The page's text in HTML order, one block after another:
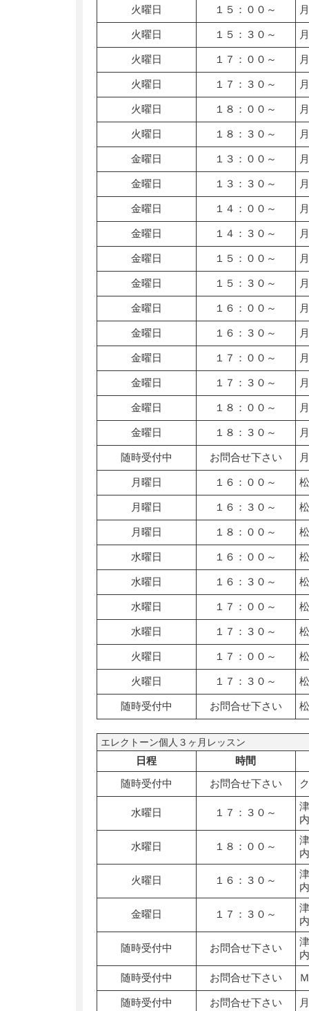
火曜日 １５：００～
火曜日 １５：３０～
火曜日 １７：００～
火曜日 １７：３０～
火曜日 １８：００～
火曜日 １８：３０～
金曜日 １３：００～
金曜日 １３：３０～
金曜日 １４：００～
金曜日 １４：３０～
金曜日 １５：００～
金曜日 １５：３０～
金曜日 １６：００～
金曜日 １６：３０～
金曜日 １７：００～
金曜日 １７：３０～
金曜日 １８：００～
金曜日 １８：３０～
随時受付中 お問合せ下さい
月曜日 １６：００～
月曜日 １６：３０～
月曜日 １８：００～
水曜日 １６：００～
水曜日 １６：３０～
水曜日 １７：００～
水曜日 １７：３０～
火曜日 １７：００～
火曜日 １７：３０～
随時受付中 お問合せ下さい
エレクトーン個人３ヶ月レッスン
日程
時間
随時受付中
お問合せ下さい
水曜日 １７：３０～
水曜日 １８：００～
火曜日 １６：３０～
金曜日 １７：３０～
随時受付中 お問合せ下さい
随時受付中
お問合せ下さい
随時受付中 お問合せ下さい